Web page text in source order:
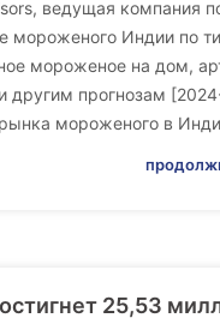
ведущая компания
мороженого Индии по
мороженое на дом,
другим прогнозам
мороженого в
25,53